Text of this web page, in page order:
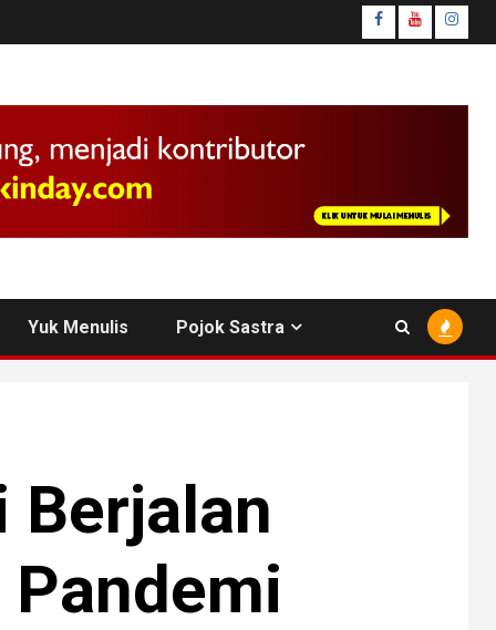
facebook
youtube
Yuk Menulis Pojok Sastra
Berjalan